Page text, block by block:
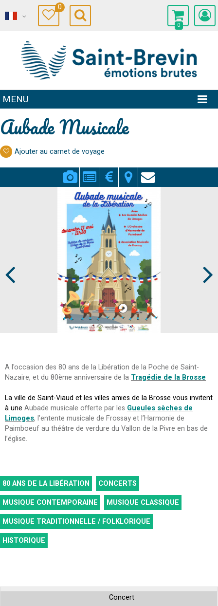
0
0
MENU
Aubade Musicale
Ajouter au carnet de voyage
A l'occasion des 80 ans de la Libération de la Poche de Saint-
Nazaire, et du 80ème anniversaire de la Tragédie de la Brosse
La ville de Saint-Viaud et les villes amies de la Brosse vous invitent
à une Aubade musicale offerte par les Gueules sèches de
Limoges, l’entente musicale de Frossay et l’Harmonie de
Paimboeuf au théâtre de verdure du Vallon de la Pivre en bas de
l’église.
80 ANS DE LA LIBÉRATION
CONCERTS
MUSIQUE CONTEMPORAINE
MUSIQUE CLASSIQUE
MUSIQUE TRADITIONNELLE / FOLKLORIQUE
HISTORIQUE
Concert